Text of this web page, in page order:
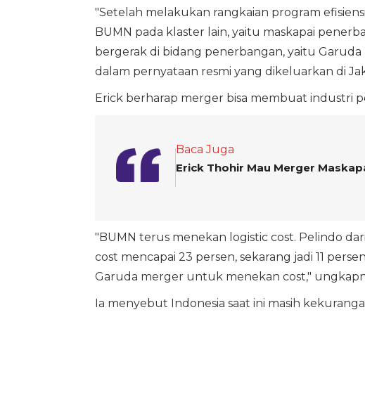
"Setelah melakukan rangkaian program
BUMN pada klaster lain, yaitu maskapai
bergerak di bidang penerbangan, yaitu Garuda
dalam pernyataan resmi yang dikeluarkan di
Erick berharap merger bisa membuat industri
Baca Juga
Erick Thohir Mau Merger
"BUMN terus menekan logistic cost. Pelindo
cost mencapai 23 persen, sekarang jadi 11
Garuda merger untuk menekan cost,"
Ia menyebut Indonesia saat ini masih